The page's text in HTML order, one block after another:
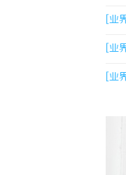
[业
[业
[业